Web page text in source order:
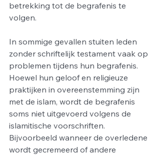
betrekking tot de begrafenis te
volgen.
In sommige gevallen stuiten leden
zonder schriftelijk testament vaak op
problemen tijdens hun begrafenis.
Hoewel hun geloof en religieuze
praktijken in overeenstemming zijn
met de islam, wordt de begrafenis
soms niet uitgevoerd volgens de
islamitische voorschriften.
Bijvoorbeeld wanneer de overledene
wordt gecremeerd of andere